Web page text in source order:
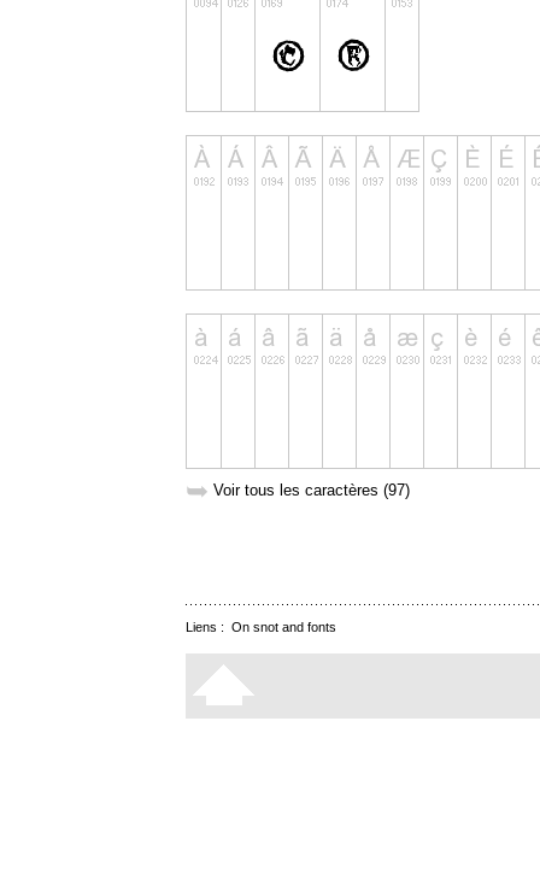
➥ Voir tous les caractères (97)
Liens : On snot and fonts